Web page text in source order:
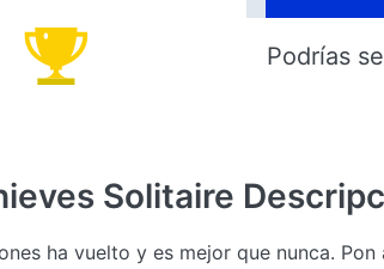
Podrías
Solitaire
ha vuelto y es mejor que nunca.